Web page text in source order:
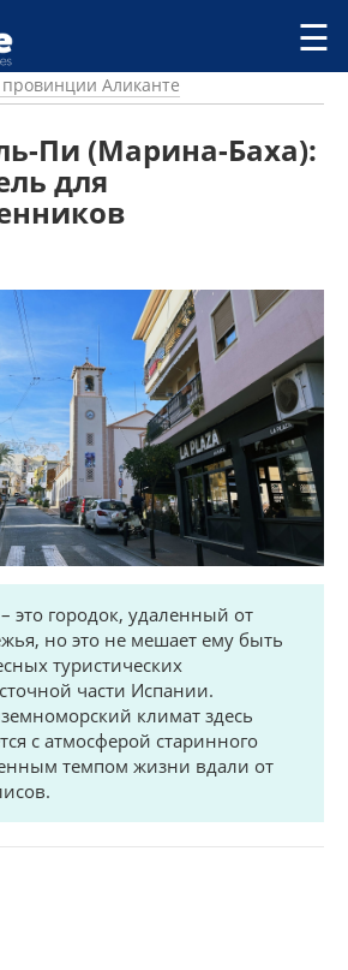
содержанию ☰
провинции Аликанте
Пи (Марина-Баха):
для
это городок, удаленный от
но это не мешает ему быть
туристических
части Испании.
климат здесь
с атмосферой старинного
темпом жизни вдали от